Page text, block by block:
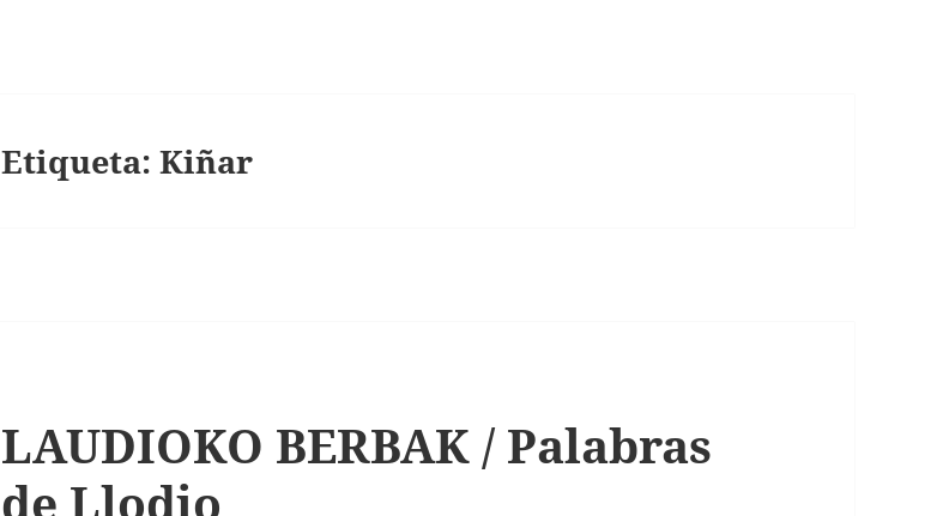
Etiqueta:Kiñar
LAUDIOKO BERBAK / Palabras
de Llodio